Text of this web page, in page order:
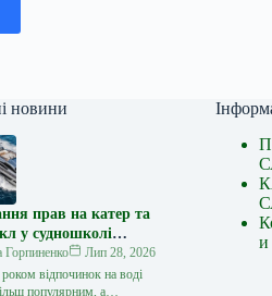
новини
прав на катер та
у судношколі
А»: від теорії до
Горпиненко
Лип 28, 2026
відпочинок на воді
популярним, а
и